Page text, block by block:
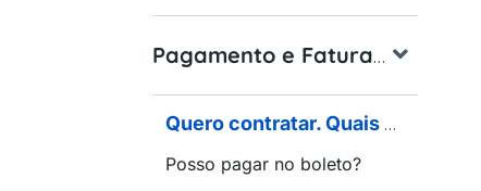
Pagamento e Faturamento
Quero contratar. Quais as formas de pagamento disponíveis?
Posso pagar no boleto?